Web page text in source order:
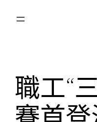
職工“